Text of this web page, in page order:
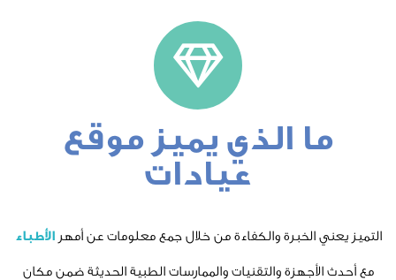
الذي يميز موقع
عيادات
والكفاءة من خلال جمع معلومات عن أمهرالأطباء
والتقنيات والممارسات الطبية الحديثة ضمن مكان